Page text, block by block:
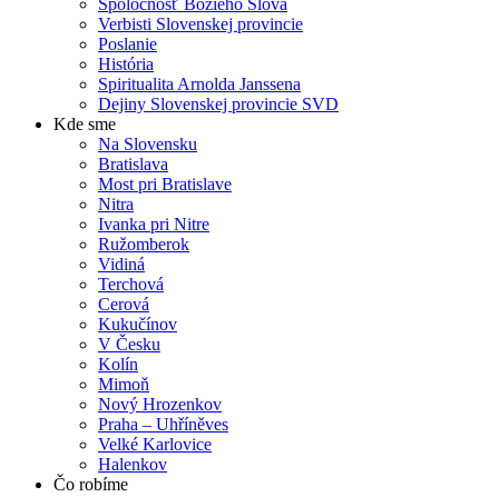
Spoločnosť Božieho Slova
Verbisti Slovenskej provincie
Poslanie
História
Spiritualita Arnolda Janssena
Dejiny Slovenskej provincie SVD
Kde sme
Na Slovensku
Bratislava
Most pri Bratislave
Nitra
Ivanka pri Nitre
Ružomberok
Vidiná
Terchová
Cerová
Kukučínov
V Česku
Kolín
Mimoň
Nový Hrozenkov
Praha – Uhříněves
Velké Karlovice
Halenkov
Čo robíme